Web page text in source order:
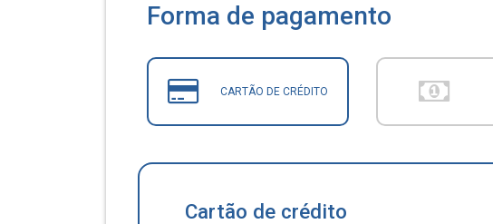
Forma de pagamento
CARTÃO DE CRÉDITO
Cartão de crédito